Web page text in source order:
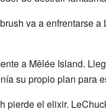
va a enfrentarse
a Mêlée Island.
su propio plan para
pierde el elixir.